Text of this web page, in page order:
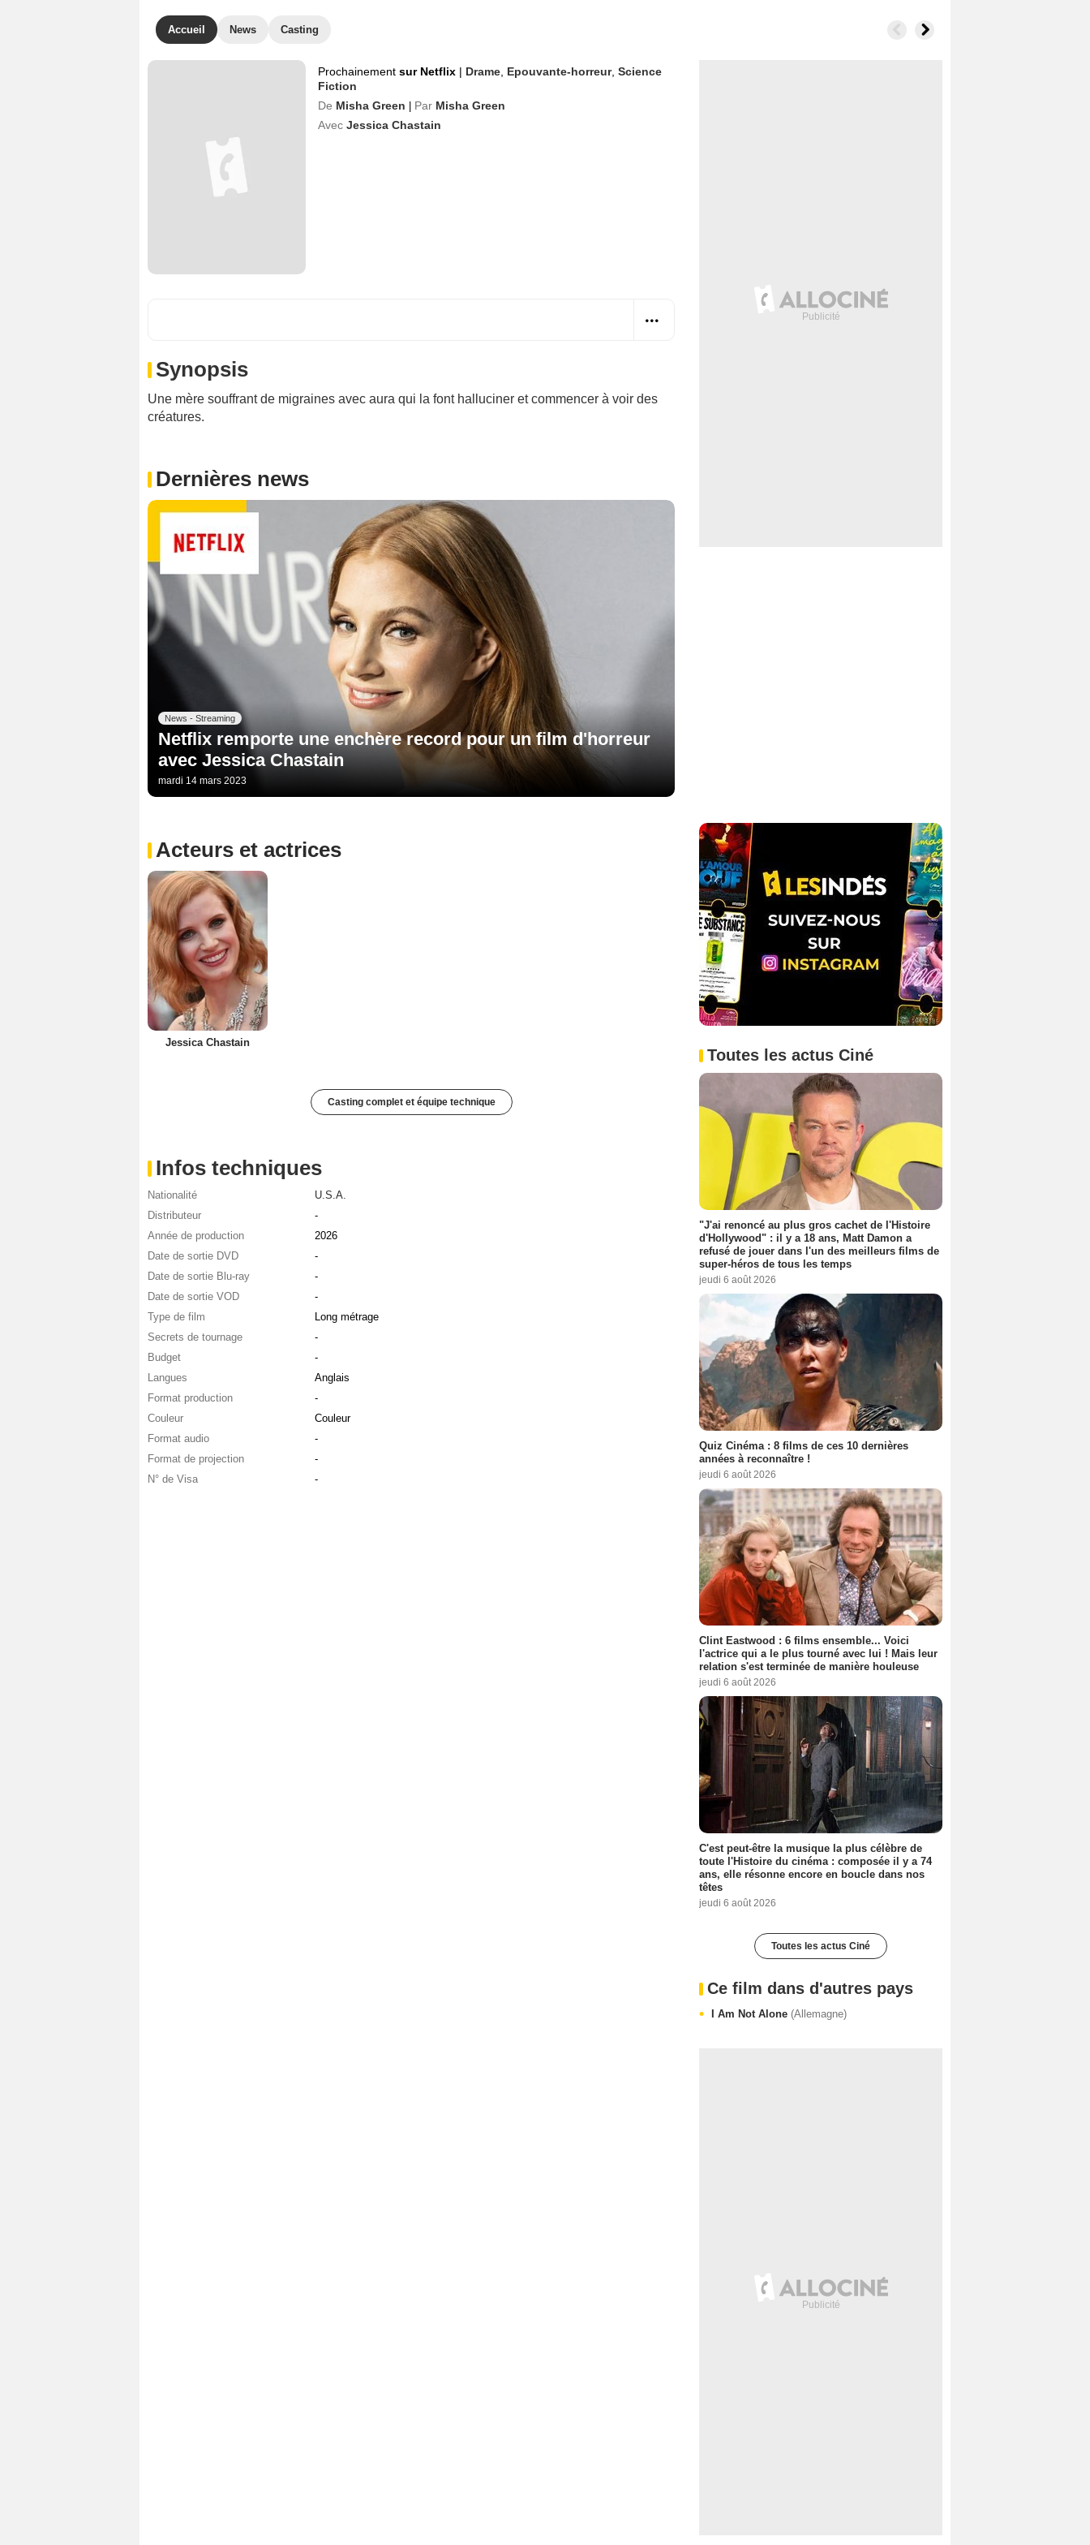
Accueil News Casting
Prochainement sur Netflix | Drame Epouvante-horreur, Science
Fiction
De Misha Green Par Misha Green
Avec Jessica Chastain
Synopsis
Une mère souffrant de migraines avec aura qui la font halluciner et commencer à voir des
créatures.
Dernières news
News - Streaming
Netflix remporte une enchère record pour un film d'horreur
avec Jessica Chastain
mardi 14 mars 2023
Acteurs et actrices
Jessica Chastain
Casting complet et équipe technique
Infos techniques
Nationalité
U.S.A.
Distributeur
-
Année de production
2026
Date de sortie DVD
-
Date de sortie Blu-ray
-
Date de sortie VOD
-
Type de film
Long métrage
Secrets de tournage
-
Budget
-
Langues
Anglais
Format production
-
Couleur
Couleur
Format audio
-
Format de projection
-
N° de Visa
-
Toutes les actus Ciné
"J'ai renoncé au plus gros cachet de l'Histoire
d'Hollywood" : il y a 18 ans, Matt Damon a
refusé de jouer dans l'un des meilleurs films de
super-héros de tous les temps
jeudi 6 août 2026
Quiz Cinéma : 8 films de ces 10 dernières
années à reconnaître !
jeudi 6 août 2026
Clint Eastwood : 6 films ensemble... Voici
l'actrice qui a le plus tourné avec lui ! Mais leur
relation s'est terminée de manière houleuse
jeudi 6 août 2026
C'est peut-être la musique la plus célèbre de
toute l'Histoire du cinéma : composée il y a 74
ans, elle résonne encore en boucle dans nos
têtes
jeudi 6 août 2026
Toutes les actus Ciné
Ce film dans d'autres pays
I Am Not Alone (Allemagne)